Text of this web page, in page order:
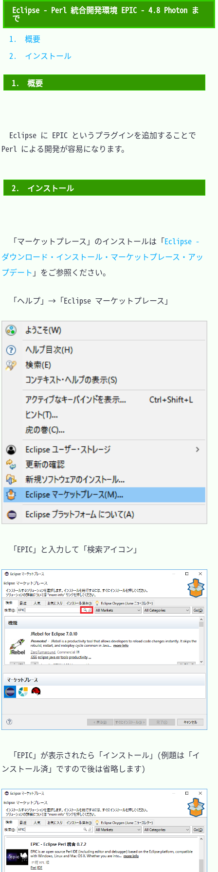
Eclipse - Perl 統合開発環境 EPIC - 4.8 Photon ま
で
1.　概要
Eclipse に EPIC というプラグインを追加することで
Perl による開発が容易になります。
2.　インストール
「マーケットプレース」のインストールは「Eclipse -
ダウンロード・インストール・マーケットプレース・アッ
プデート 」をご参照ください。
「ヘルプ」→「Eclipse マーケットプレース」
「EPIC」と入力して「検索アイコン」
「EPIC」が表示されたら「インストール」(例題は「イ
ンストール済」ですので後は省略します)